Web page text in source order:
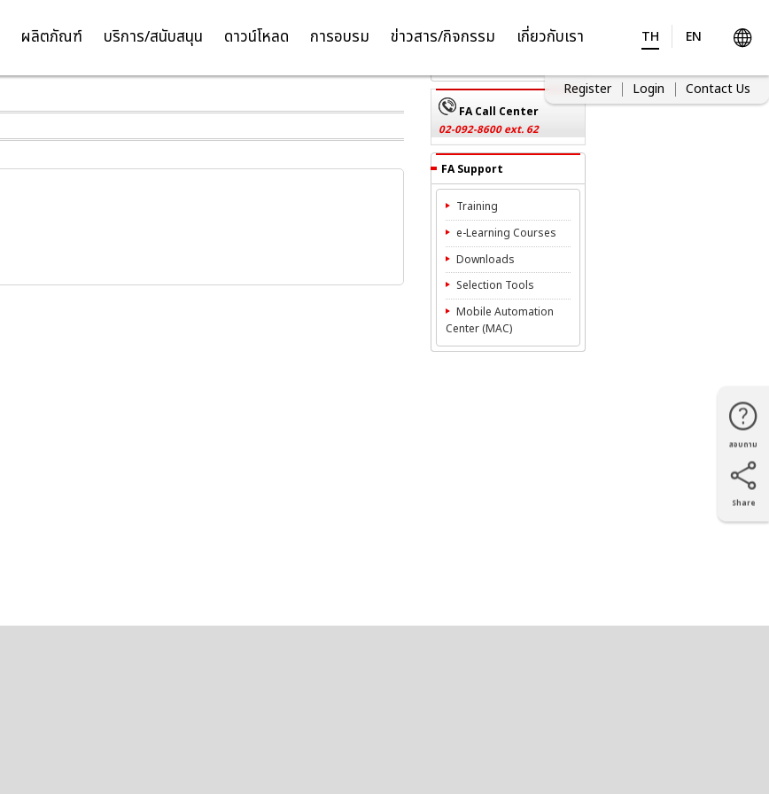
TH EN TH EN
ผลิตภัณฑ์ บริการ/สนับสนุน ดาวน์โหลด การอบรม ข่าวสาร/กิจกรรม เกี่ยวกับเรา
Register Login Contact Us
สอบถาม
Share
FA Call Center
02-092-8600 ext. 62
FA Support
Training
e-Learning Courses
Downloads
Selection Tools
Mobile Automation
Center (MAC)